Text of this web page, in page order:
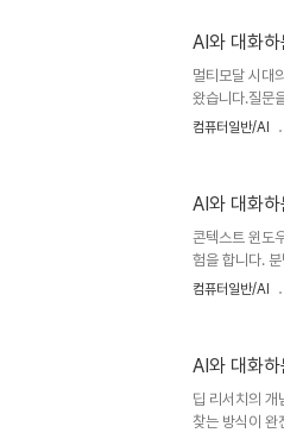
AI와 대화
멀티모달 시대
왔습니다.질문
니다.예를 들어
필요해졌습니
보고 듣고 이해
러 정보를 동시
컴퓨터일반/AI
AI와 대화
콘텍스트 윈도
험을 합니다.
핵심 원인은 바
다. 이런 구조
야 더 좋은 결
이..
컴퓨터일반/AI
AI와 대화
딥 리서치의 개
찾는 방식이 완